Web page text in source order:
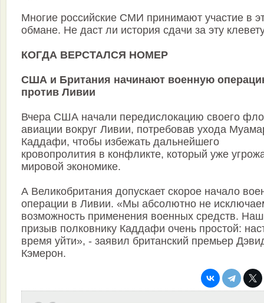
Многие российские СМИ принимают участие в
обмане. Не даст ли история сдачи за эту
КОГДА ВЕРСТАЛСЯ НОМЕР
США и Британия начинают военную
против Ливии
Вчера США начали передислокацию своего
авиации вокруг Ливии, потребовав ухода
Каддафи, чтобы избежать дальнейшего
кровопролития в конфликте, который уже
мировой экономике.
А Великобритания допускает скорое начало
операции в Ливии. «Мы абсолютно не
возможность применения военных средств. Наш
призыв полковнику Каддафи очень простой:
время уйти», - заявил британский премьер
Кэмерон.